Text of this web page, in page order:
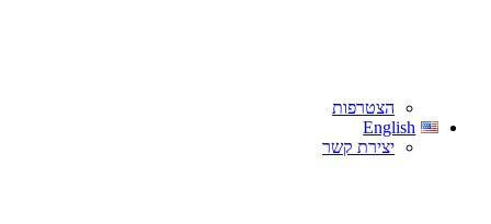
הצטרפות
English
יצירת קשר